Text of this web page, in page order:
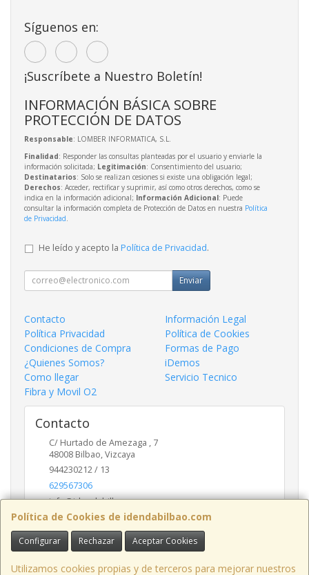
Política de Cookies de idendabilbao.com
Configurar Rechazar Aceptar Cookies
Utilizamos cookies propias y de terceros para mejorar nuestros
Síguenos en:
¡Suscríbete a Nuestro Boletín!
INFORMACIÓN BÁSICA SOBRE
PROTECCIÓN DE DATOS
Responsable: LOMBER INFORMATICA, S.L.
Finalidad: Responder las consultas planteadas por el usuario y enviarle la
información solicitada; Legitimación: Consentimiento del usuario;
Destinatarios: Solo se realizan cesiones si existe una obligación legal;
Derechos: Acceder, rectificar y suprimir, así como otros derechos, como se
indica en la información adicional; Información Adicional: Puede
consultar la información completa de Protección de Datos en nuestra Política
de Privacidad
He leído y acepto la Política de Privacidad.
Enviar
Contacto
Información Legal
Política Privacidad
Política de Cookies
Condiciones de Compra
Formas de Pago
¿Quienes Somos?
iDemos
Como llegar
Servicio Tecnico
Fibra y Movil O2
Contacto
C/ Hurtado de Amezaga , 7
48008 Bilbao,Vizcaya
944230212 / 13
629567306
info@idendabilbao.com
Horario
Lunes viernes 10 - 14 y 16 - 20